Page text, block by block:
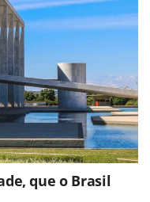
que o Brasil